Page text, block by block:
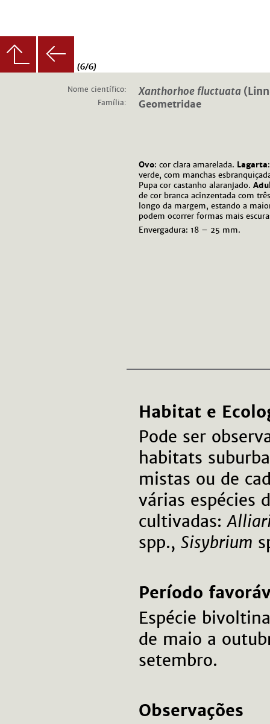
(6/6)
Nome científico: Xanthorhoe fluctuata
Família: Geometridae
Ovo: cor clara amarelada. Lagarta
verde, com manchas
Pupa cor castanho alaranjado.
de cor branca acinzentada com
longo da margem, estando a
podem ocorrer formas mais
Envergadura: 18 – 25 mm.
Habitat e
Pode ser
habitats
mistas ou de
várias espécies
cultivadas:
spp., Sisybrium
Período
Espécie
de maio a
setembro.
Observações